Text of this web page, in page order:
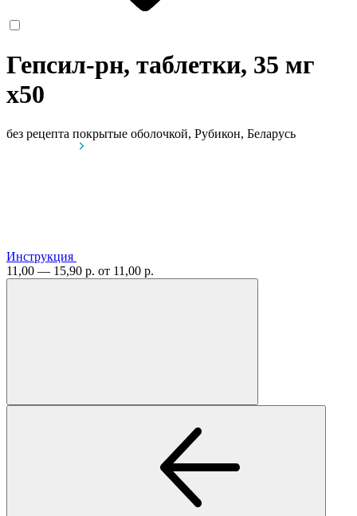
Гепсил-рн, таблетки, 35 мг
x50
без рецепта покрытые оболочкой, Рубикон, Беларусь
Инструкция
11,00 — 15,90 р. от 11,00 р.